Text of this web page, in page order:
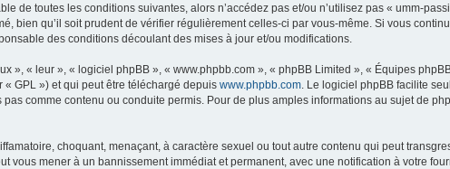
de toutes les conditions suivantes, alors n’accédez pas et/ou n’utilisez pas « umm-
bien qu’il soit prudent de vérifier régulièrement celles-ci par vous-même. Si vous
des conditions découlant des mises à jour et/ou modifications.
», « leur », « logiciel phpBB », « www.phpbb.com », « phpBB Limited », « Équipes
« GPL ») et qui peut être téléchargé depuis www.phpbb.com . Le logiciel phpBB facilite
comme contenu ou conduite permis. Pour de plus amples informations au sujet de
choquant, menaçant, à caractère sexuel ou tout autre contenu qui peut
vous mener à un bannissement immédiat et permanent, avec une notification à votre